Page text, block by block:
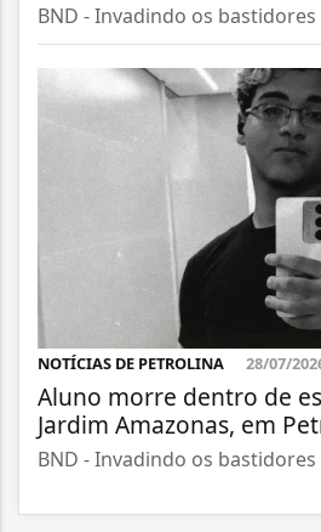
BND - Invadindo os
NOTÍCIAS DE PETROLINA 28/07/
Aluno morre dentro de
Jardim Amazonas, em
BND - Invadindo os